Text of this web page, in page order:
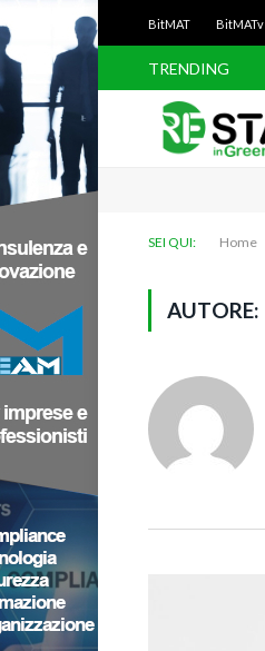
BitMAT BitMATv
TRENDING
SEI QUI: Home
AUTORE: